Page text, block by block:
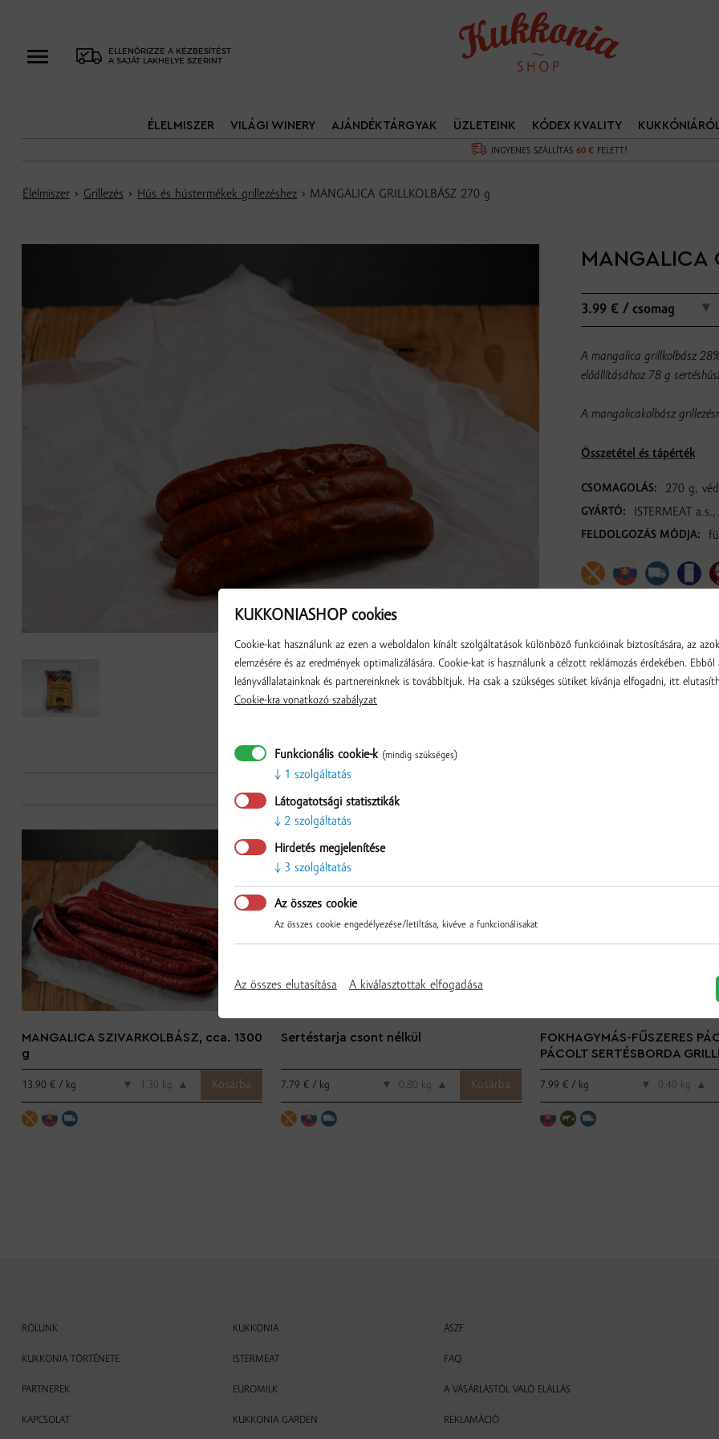
ELLENŐRIZZE A KÉZBESÍTÉST
A SAJÁT LAKHELYE SZERINT
INGYENES SZÁLLÍTÁS 60 € FELETT!
ÉLELMISZER VILÁGI WINERY AJÁNDÉKTÁRGYAK ÜZLETEINK KÓDEX KVALITY
Élelmiszer › Grillezés › Hús és hústermékek grillezéshez › MANGALICA GRILLKOLBÁSZ 270 g
MANGALICA
3.99 € / csomag ▼
A mangalica grillkolbász
előállításához 78 g
A mangalicakolbász
Összetétel és tápérték
CSOMAGOLÁS: 270 g,
GYÁRTÓ: ISTERMEAT
FELDOLGOZÁS MÓDJA:
MANGALICA SZIVARKOLBÁSZ, cca. 1300
g
13.90 € / kg ▼ kg ▲
Sertéstarja csont nélkül
7.79 € / kg ▼ kg ▲
FOKHAGYMÁS-FŰSZERES
PÁCOLT SERTÉSBORDA
7.99 € / kg ▼ kg ▲
RÓLUNK
KUKKONIA TÖRTÉNETE
PARTNEREK
KAPCSOLAT
KUKKONIA
ISTERMEAT
EUROMILK
KUKKONIA GARDEN
ÁSZF
FAQ
A VÁSÁRLÁSTÓL VALÓ ELÁLLÁS
REKLAMÁCIÓ
KUKKONIASHOP cookies
Cookie-kat használunk az ezen a weboldalon kínált szolgáltatások különböző funkcióinak biztosítására, az
elemzésére és az eredmények optimalizálására. Cookie-kat is használunk a célzott reklámozás érdekében.
leányvállalatainknak és partnereinknek is továbbítjuk. Ha csak a szükséges sütiket kívánja elfogadni, itt
Cookie-kra vonatkozó szabályzat
Funkcionális cookie-k (mindig szükséges)
1 szolgáltatás
Látogatotsági statisztikák
2 szolgáltatás
Hirdetés megjelenítése
3 szolgáltatás
Az összes cookie
Az összes cookie engedélyezése/letiltása, kivéve a funkcionálisakat
Az összes elutasítása A kiválasztottak elfogadása